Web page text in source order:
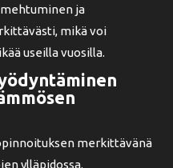
ja
mikä voi
useilla vuosilla.
merkittävänä
ylläpidossa.